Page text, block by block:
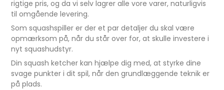
rigtige pris, og da vi selv lagrer alle vore varer, naturligvis
til omgående levering.
Som squashspiller er der et par detaljer du skal være
opmærksom på, når du står over for, at skulle investere i
nyt squashudstyr.
Din squash ketcher kan hjælpe dig med, at styrke dine
svage punkter i dit spil, når den grundlæggende teknik er
på plads.